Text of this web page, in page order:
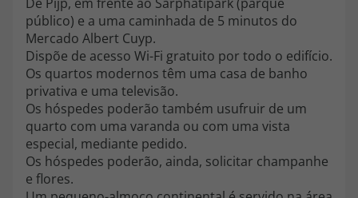
Custo de uma chamada para a rede fixa nacional.
A sua agência de viagens Top Atlântico tem a preocupação de estar
sempre mais perto de si, para maior comodidade e total facilidade
na marcação das suas viagens, tem ainda ao seu dispor o nosso call
center a funcionar todos os dias úteis das 10:00 às 20:00 e Sábado
das 10:00 às 14:00.
topatlantico@topatlantico.com
público) e a uma caminhada de 5 minutos do
Mercado Albert Cuyp.
Dispõe de acesso Wi-Fi gratuito por todo o edifício.
Os quartos modernos têm uma casa de banho
privativa e uma televisão.
Os hóspedes poderão também usufruir de um
quarto com uma varanda ou com uma vista
especial, mediante pedido.
Os hóspedes poderão, ainda, solicitar champanhe
e flores.